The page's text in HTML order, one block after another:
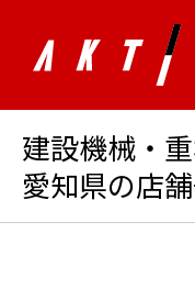
建設機械・
愛知県の店